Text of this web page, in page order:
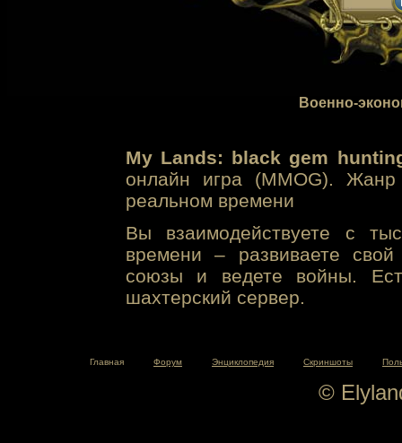
Военно-
My Lands: black gem
онлайн игра (MMOG). Жанр
реальном времени
Вы взаимодействуете с
времени – развиваете свой
союзы и ведете войны.
шахтерский сервер.
Главная Форум Энциклопедия Скриншоты
©